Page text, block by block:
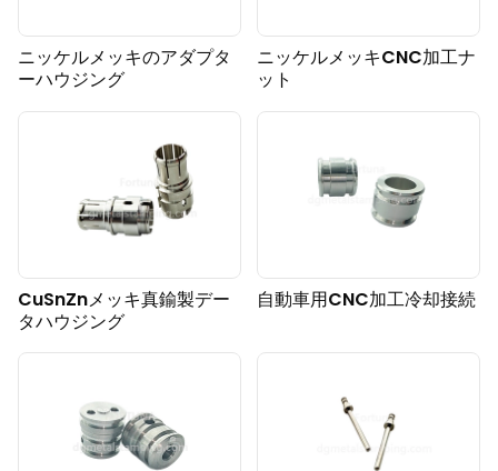
ニッケルメッキのアダプタ
ーハウジング
ニッケルメッキCNC加工ナ
ット
CuSnZnメッキ真鍮製デー
タハウジング
自動車用CNC加工冷却接続